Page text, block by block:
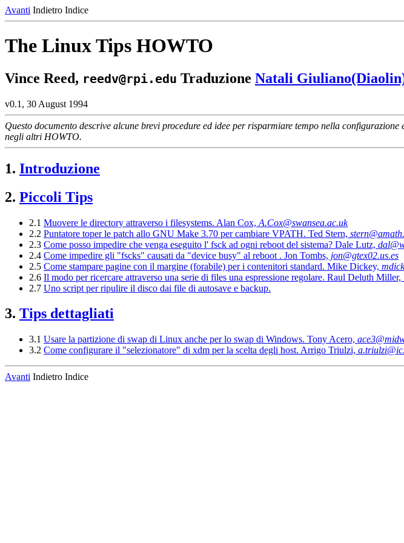
Avanti Indietro Indice
The Linux Tips HOWTO
Vince Reed, reedv@rpi.edu Traduzione Natali
v0.1, 30 August 1994
Questo documento descrive alcune brevi procedure ed idee per risparmiare tempo nella
negli altri HOWTO.
1. Introduzione
2. Piccoli Tips
2.1 Muovere le directory attraverso i filesystems. Alan Cox, A.Cox@swansea.ac.uk
2.2 Puntatore toper le patch allo GNU Make 3.70 per cambiare VPATH. Ted Stern,
2.3 Come posso impedire che venga eseguito l' fsck ad ogni reboot del sistema? Dale Lutz,
2.4 Come impedire gli "fscks" causati da "device busy" al reboot . Jon Tombs, jon@gtex02.us.es
2.5 Come stampare pagine con il margine (forabile) per i contenitori standard. Mike Dickey,
2.6 Il modo per ricercare attraverso una serie di files una espressione regolare. Raul Deluth Miller,
2.7 Uno script per ripulire il disco dai file di autosave e backup.
3. Tips dettagliati
3.1 Usare la partizione di swap di Linux anche per lo swap di Windows. Tony Acero,
3.2 Come configurare il "selezionatore" di xdm per la scelta degli host. Arrigo Triulzi,
Avanti Indietro Indice